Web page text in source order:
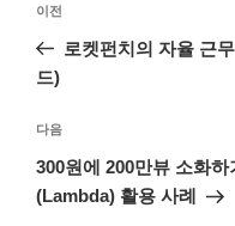
색
이
전
글
이전
로켓펀치의 자율 근
드)
다
음
글
다음
300원에 200만뷰 소화
(Lambda) 활용 사례